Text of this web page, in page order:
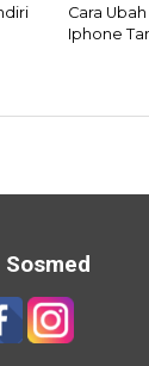
Cara
Iphone